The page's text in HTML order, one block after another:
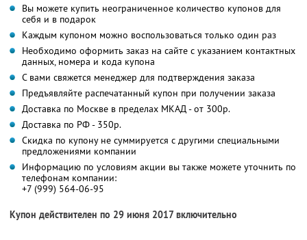
Вы можете купить неограниченное количество купонов для
себя и в подарок
Каждым купоном можно воспользоваться только один раз
Необходимо оформить заказ на сайте с указанием контактных
данных, номера и кода купона
С вами свяжется менеджер для подтверждения заказа
Предъявляйте распечатанный купон при получении заказа
Доставка по Москве в пределах МКАД - от 300р.
Доставка по РФ - 350р.
Скидка по купону не суммируется с другими специальными
предложениями компании
Информацию по условиям акции вы также можете уточнить по
телефонам компании:
+7 (999) 564-06-95
Купон действителен по 29 июня 2017 включительно